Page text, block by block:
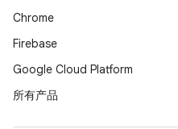
Chrome
Firebase
Google Cloud Platform
所有产品